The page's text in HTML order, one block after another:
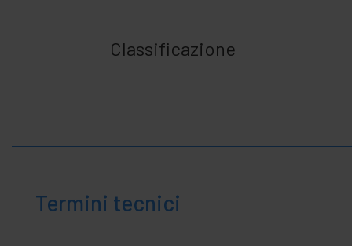
Classificazione
Termini tecnici